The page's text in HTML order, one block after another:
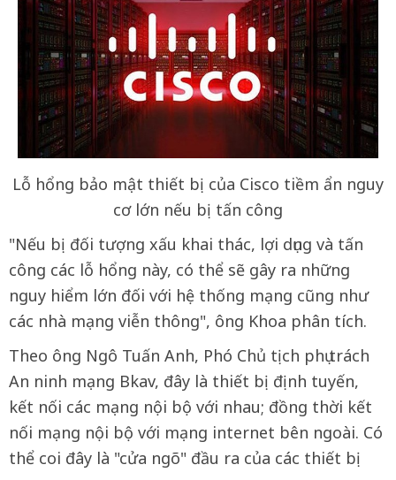
Lỗ hổng bảo mật thiết bị của Cisco tiềm ẩn nguy
cơ lớn nếu bị tấn công
"Nếu bị đối tượng xấu khai thác, lợi dụng và tấn
công các lỗ hổng này, có thể sẽ gây ra những
nguy hiểm lớn đối với hệ thống mạng cũng như
các nhà mạng viễn thông", ông Khoa phân tích.
Theo ông Ngô Tuấn Anh, Phó Chủ tịch phụ trách
An ninh mạng Bkav, đây là thiết bị định tuyến,
kết nối các mạng nội bộ với nhau; đồng thời kết
nối mạng nội bộ với mạng internet bên ngoài. Có
thể coi đây là "cửa ngõ" đầu ra của các thiết bị